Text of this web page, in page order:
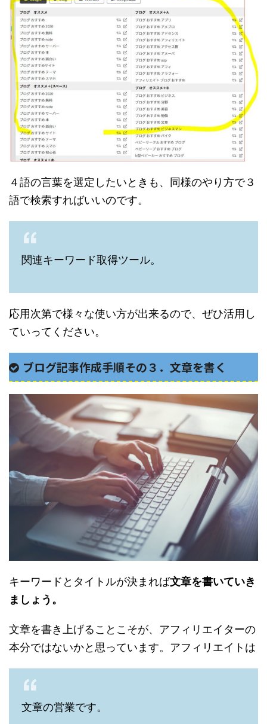
４語の言葉を選定したいときも、同様のやり方で３
語で検索すればいいのです。
関連キーワード取得ツール。
応用次第で様々な使い方が出来るので、ぜひ活用し
ていってください。
ブログ記事作成手順その３．文章を書く
キーワードとタイトルが決まれば文章を書いていき
ましょう。
文章を書き上げることこそが、アフィリエイターの
本分ではないかと思っています。アフィリエイトは
文章の営業です。